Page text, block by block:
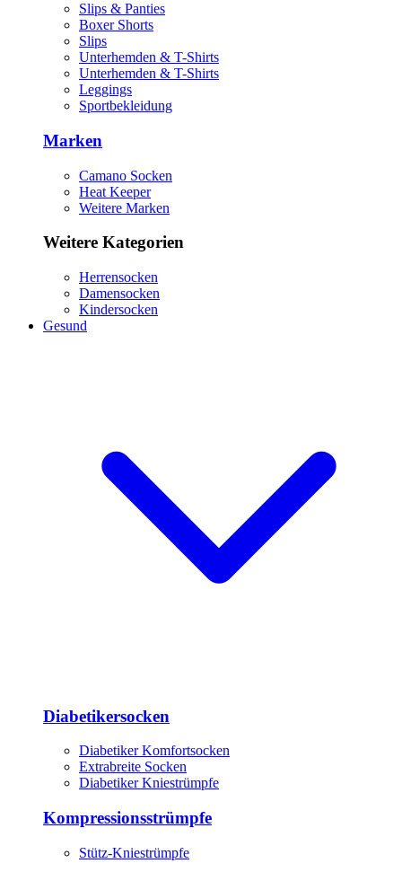
Slips & Panties
Boxer Shorts
Slips
Unterhemden & T-Shirts
Unterhemden & T-Shirts
Leggings
Sportbekleidung
Marken
Camano Socken
Heat Keeper
Weitere Marken
Weitere Kategorien
Herrensocken
Damensocken
Kindersocken
Gesund
Diabetikersocken
Diabetiker Komfortsocken
Extrabreite Socken
Diabetiker Kniestrümpfe
Kompressionsstrümpfe
Stütz-Kniestrümpfe